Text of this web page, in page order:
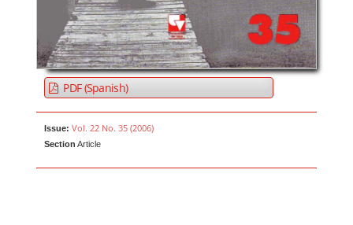
PDF (Spanish)
Issue: Vol. 22 No. 35 (2006)
Section Article